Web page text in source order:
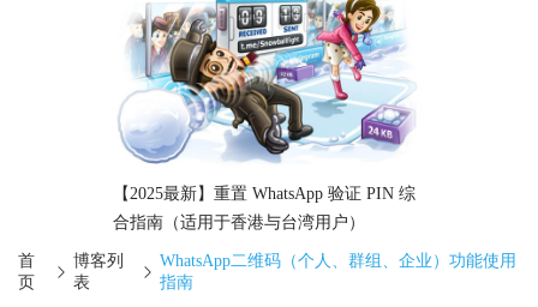
【2025最新】重置 WhatsApp 验证 PIN 综
合指南（适用于香港与台湾用户）
首
页
博客列
表
WhatsApp二维码（个人、群组、企业）功能使用
指南